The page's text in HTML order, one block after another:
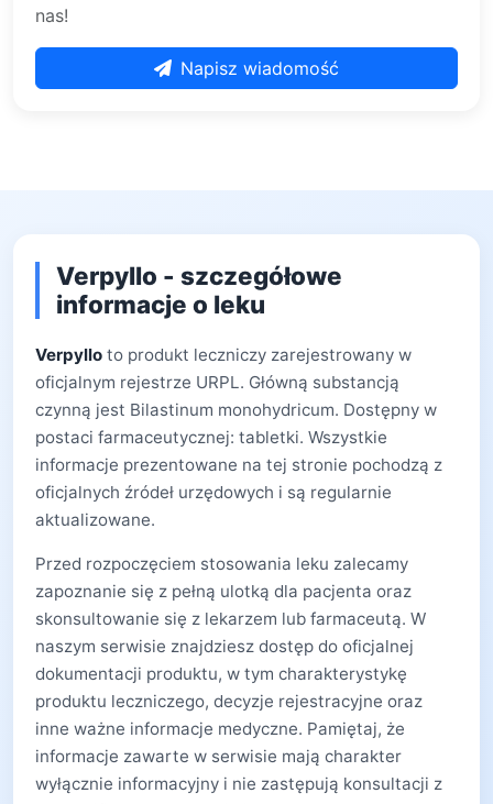
nas!
Napisz wiadomość
Verpyllo - szczegółowe
informacje o leku
Verpyllo to produkt leczniczy zarejestrowany w
oficjalnym rejestrze URPL. Główną substancją
czynną jest Bilastinum monohydricum. Dostępny w
postaci farmaceutycznej: tabletki. Wszystkie
informacje prezentowane na tej stronie pochodzą z
oficjalnych źródeł urzędowych i są regularnie
aktualizowane.
Przed rozpoczęciem stosowania leku zalecamy
zapoznanie się z pełną ulotką dla pacjenta oraz
skonsultowanie się z lekarzem lub farmaceutą. W
naszym serwisie znajdziesz dostęp do oficjalnej
dokumentacji produktu, w tym charakterystykę
produktu leczniczego, decyzje rejestracyjne oraz
inne ważne informacje medyczne. Pamiętaj, że
informacje zawarte w serwisie mają charakter
wyłącznie informacyjny i nie zastępują konsultacji z